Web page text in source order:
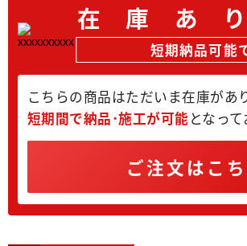
在 庫 あ り
短期納品可能
こちらの商品はただいま在庫があ
短期間で納品･施工が可能となって
ご注文はこ